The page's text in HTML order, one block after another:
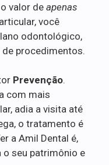
valor de apenas
você
odontológico,
procedimentos.
Prevenção.
com mais
adia a visita até
o tratamento é
a Amil Dental é,
o seu patrimônio e